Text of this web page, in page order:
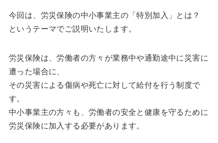
今回は、労災保険の中小事業主の「特別加入」とは？
というテーマでご説明いたします。
労災保険は、労働者の方々が業務中や通勤途中に災害に
遭った場合に、
その災害による傷病や死亡に対して給付を行う制度で
す。
中小事業主の方々も、労働者の安全と健康を守るために
労災保険に加入する必要があります。